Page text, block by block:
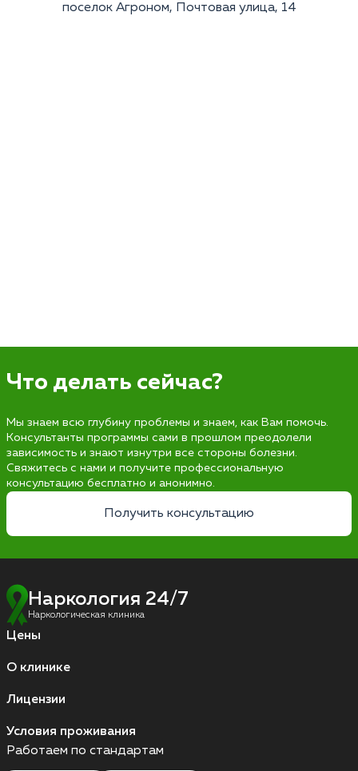
поселок Агроном, Почтовая улица, 14
Что делать сейчас?
Мы знаем всю глубину проблемы и знаем, как Вам помочь.
Консультанты программы сами в прошлом преодолели
зависимость и знают изнутри все стороны болезни.
Свяжитесь с нами и получите профессиональную
консультацию бесплатно и анонимно.
Получить консультацию
Наркология 24/7
Наркологическая клиника
Цены
О клинике
Лицензии
Условия проживания
Работаем по стандартам